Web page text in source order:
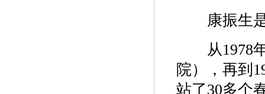
康振生是
从1978年
院），再到
站了30多个